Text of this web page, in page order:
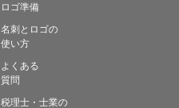
ロゴ準備
名刺とロゴの
使い方
よくある
質問
税理士・士業の